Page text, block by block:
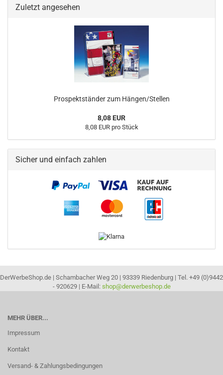
Zuletzt angesehen
Prospektständer zum Hängen/Stellen
8,08 EUR
8,08 EUR pro Stück
Sicher und einfach zahlen
DerWerbeShop.de | Schambacher Weg 20 | 93339 Riedenburg | Tel. +49 (0)9442
- 920629 | E-Mail: shop@derwerbeshop.de
MEHR ÜBER...
Impressum
Kontakt
Versand- & Zahlungsbedingungen